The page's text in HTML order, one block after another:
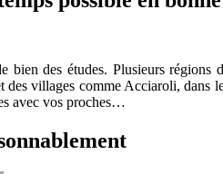
bien des études. Plusieurs
des villages comme Acciaroli,
avec vos proches…